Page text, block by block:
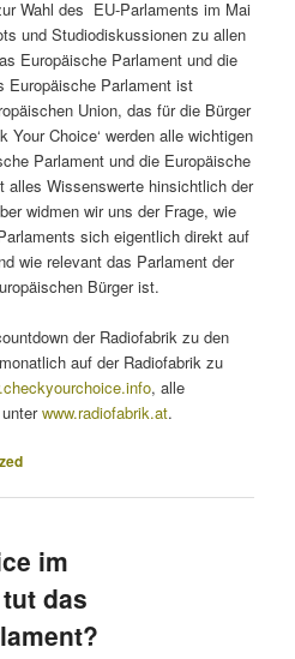
Wahl des EU-Parlaments im Mai
und Studiodiskussionen zu allen
Europäische Parlament und die
Europäische Parlament ist
Union, das für die Bürger
Your Choice‘ werden alle wichtigen
Parlament und die Europäische
alles Wissenswerte hinsichtlich der
widmen wir uns der Frage, wie
sich eigentlich direkt auf
wie relevant das Parlament der
Bürger ist.
der Radiofabrik zu den
auf der Radiofabrik zu
, alle
unterwww.radiofabrik.at.
im
das